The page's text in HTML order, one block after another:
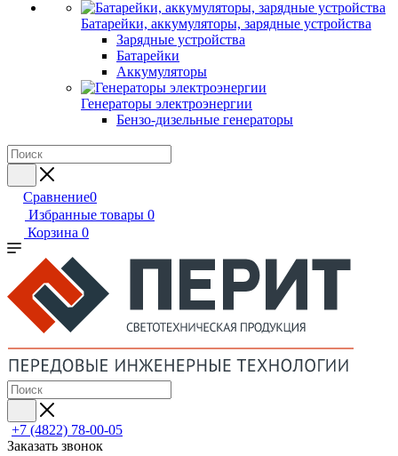
Батарейки, аккумуляторы, зарядные устройства
Зарядные устройства
Батарейки
Аккумуляторы
Генераторы электроэнергии
Бензо-дизельные генераторы
Сравнение0
Избранные товары 0
Корзина 0
+7 (4822) 78-00-05
Заказать звонок